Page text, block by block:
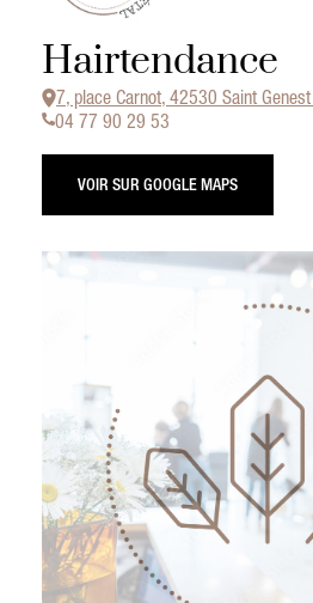
Hairtendance
7, place Carnot, 42530 Saint
04 77 90 29 53
VOIR SUR GOOGLE MAPS